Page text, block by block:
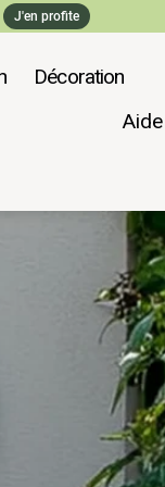
J'en profite
Décoration
Aide